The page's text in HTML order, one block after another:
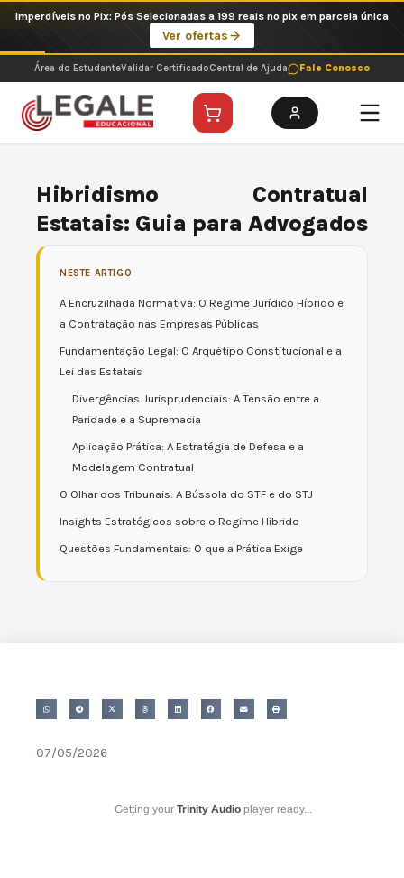
o
conteúdo
Imperdíveis no Pix: Pós Selecionadas a 199 reais no pix em parcela única
Ver ofertas
Área do EstudanteValidar CertificadoCentral de Ajuda Fale Conosco
Hibridismo Contratual
Estatais: Guia para Advogados
NESTE ARTIGO
A Encruzilhada Normativa: O Regime Jurídico Híbrido e
a Contratação nas Empresas Públicas
Fundamentação Legal: O Arquétipo Constitucional e a
Lei das Estatais
Divergências Jurisprudenciais: A Tensão entre a
Paridade e a Supremacia
Aplicação Prática: A Estratégia de Defesa e a
Modelagem Contratual
O Olhar dos Tribunais: A Bússola do STF e do STJ
Insights Estratégicos sobre o Regime Híbrido
Questões Fundamentais: O que a Prática Exige
07/05/2026
Getting your Trinity Audio player ready...